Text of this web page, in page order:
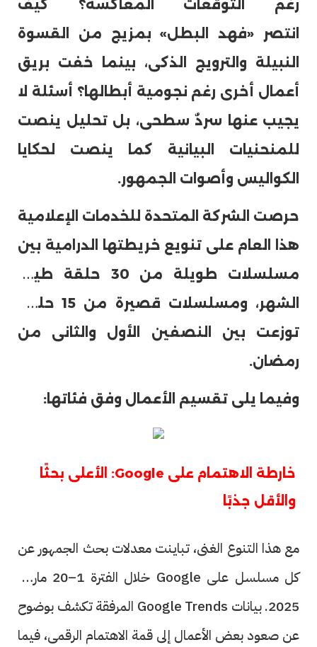
رغم التوقعات المعاكسة؟ كيف
انتصر «فهد البطل» بمزيج من القسوة
النبيلة والترويج الذكى، بينما خفت بريق
أعمال أخرى رغم نجومية أبطالها؟ أسئلة لا
يجيب عنها سردٌ سطحى، بل تحليل ينصت
للمنحنيات البيانية كما ينصت لحكايا
الكواليس وأصوات الجمهور.
حرصت الشركة المتحدة للخدمات الإعلامية
هذا العام على تنويع خريطتها الدرامية بين
مسلسلات طويلة من 30 حلقة طيلة
الشهر، ومسلسلات قصيرة من 15 حلقة
توزعت بين النصفين الأول والثانى من
رمضان.
وفيما يلى تقسيم الأعمال وفق فئاتها:
خارطة الاهتمام على Google: الأعلى بحثًا
والأقل جذبًا
مع هذا التنوع الغنى، تباينت معدلات بحث الجمهور عن
كل مسلسل على Google خلال الفترة 1–20 مارس
2025. بيانات Google Trends المرفقة تكشف بوضوح
عن صعود بعض الأعمال إلى قمة الاهتمام الرقمى، فيما